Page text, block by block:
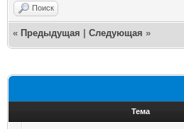
Поиск
« Предыдущая Следующая »
Тема